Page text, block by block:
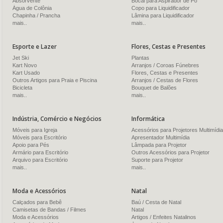
Água de Colônia
Chapinha / Prancha
mais..
Copo para Liquidificador
Lâmina para Liquidificador
mais..
Esporte e Lazer
Jet Ski
Kart Novo
Kart Usado
Outros Artigos para Praia e Piscina
Bicicleta
mais..
Flores, Cestas e Presentes
Plantas
Arranjos / Coroas Fúnebres
Flores, Cestas e Presentes
Arranjos / Cestas de Flores
Bouquet de Balões
mais..
Indústria, Comércio e Negócios
Móveis para Igreja
Móveis para Escritório
Apoio para Pés
Armário para Escritório
Arquivo para Escritório
mais..
Informática
Acessórios para Projetores Multimídia
Apresentador Multimídia
Lâmpada para Projetor
Outros Acessórios para Projetor
Suporte para Projetor
mais..
Moda e Acessórios
Calçados para Bebê
Camisetas de Bandas / Filmes
Moda e Acessórios
Natal
Baú / Cesta de Natal
Natal
Artigos / Enfeites Natalinos